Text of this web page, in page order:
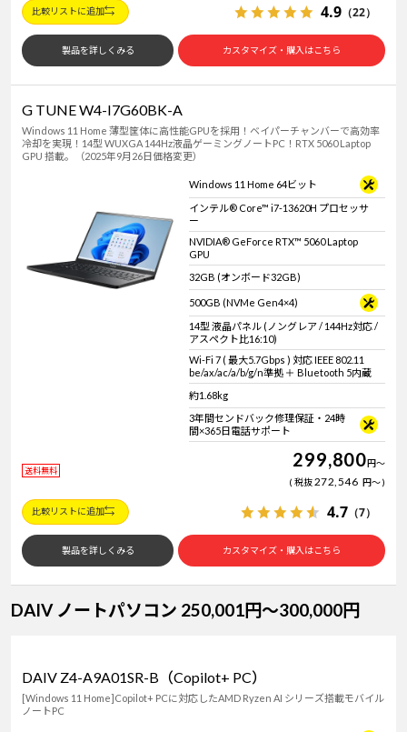
比較リストに追加 4.9 （22）
製品を詳しくみる カスタマイズ・購入はこちら
G TUNE W4-I7G60BK-A
Windows 11 Home 薄型筐体に高性能GPUを採用！ベイパーチャンバーで高効率
冷却を実現！14型 WUXGA 144Hz液晶ゲーミングノートPC！RTX 5060 Laptop
GPU 搭載。（2025年9月26日価格変更）
Windows 11 Home 64ビット
インテル® Core™ i7-13620H プロセッサ
ー
NVIDIA® GeForce RTX™ 5060 Laptop
GPU
32GB (オンボード32GB)
500GB (NVMe Gen4×4)
14型 液晶パネル (ノングレア / 144Hz対応 /
アスペクト比16:10)
Wi-Fi 7 ( 最大5.7Gbps ) 対応 IEEE 802.11
be/ax/ac/a/b/g/n準拠 ＋ Bluetooth 5内蔵
約1.68kg
3年間センドバック修理保証・24時
間×365日電話サポート
送料無料 299,800円～
税抜272,546 円～
比較リストに追加 4.7 （7）
製品を詳しくみる カスタマイズ・購入はこちら
DAIV ノートパソコン 250,001円～300,000円
DAIV Z4-A9A01SR-B（Copilot+ PC）
[Windows 11 Home]Copilot+ PCに対応したAMD Ryzen AI シリーズ搭載モバイル
ノートPC